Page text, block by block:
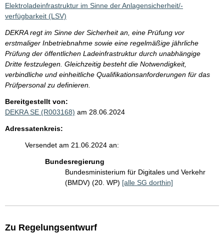
Elektroladeinfrastruktur im Sinne der Anlagensicherheit/-
verfügbarkeit (LSV)
DEKRA regt im Sinne der Sicherheit an, eine Prüfung vor
erstmaliger Inbetriebnahme sowie eine regelmäßige jährliche
Prüfung der öffentlichen Ladeinfrastruktur durch unabhängige
Dritte festzulegen. Gleichzeitig besteht die Notwendigkeit,
verbindliche und einheitliche Qualifikationsanforderungen für das
Prüfpersonal zu definieren.
Bereitgestellt von:
DEKRA SE (R003168) am 28.06.2024
Adressatenkreis:
Versendet am 21.06.2024 an:
Bundesregierung
Bundesministerium für Digitales und Verkehr
(BMDV) (20. WP) [alle SG dorthin]
Zu Regelungsentwurf